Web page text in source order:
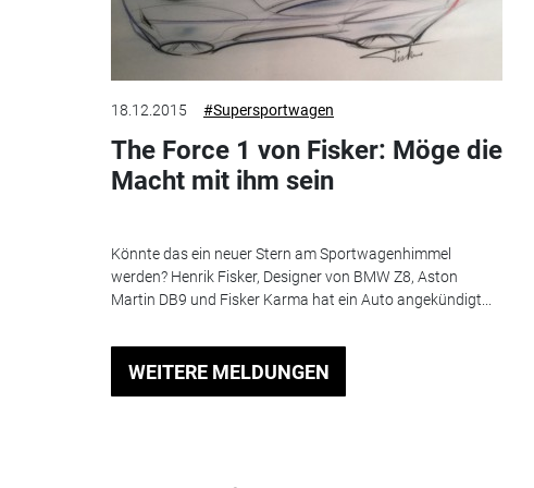
18.12.2015 #Supersportwagen
The Force 1 von Fisker: Möge die
Macht mit ihm sein
Könnte das ein neuer Stern am Sportwagenhimmel
werden? Henrik Fisker, Designer von BMW Z8, Aston
Martin DB9 und Fisker Karma hat ein Auto angekündigt...
WEITERE MELDUNGEN